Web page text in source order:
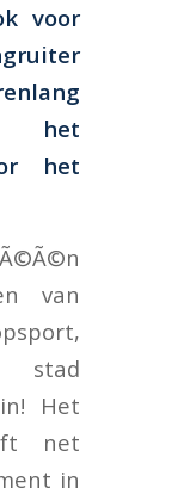
voor
het
het
van
stad
Het
net
in